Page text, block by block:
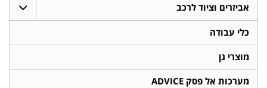
אביזרים וציוד לרכב
כלי עבודה
מוצרי גן
מערכות אל פסק ADVICE